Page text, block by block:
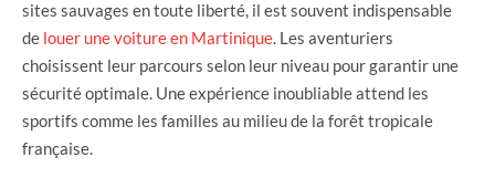
sites sauvages en toute liberté, il est souvent indispensable
de louer une voiture en Martinique . Les aventuriers
choisissent leur parcours selon leur niveau pour garantir une
sécurité optimale. Une expérience inoubliable attend les
sportifs comme les familles au milieu de la forêt tropicale
française.